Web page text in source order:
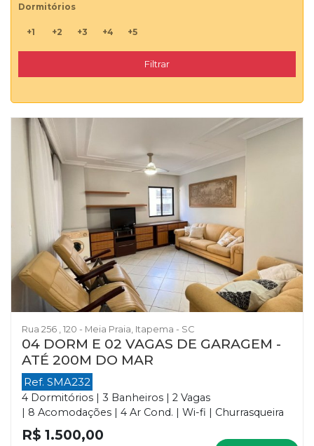
Dormitórios
+1 +2 +3 +4 +5
Filtrar
Rua 256 , 120 - Meia Praia, Itapema - SC
04 DORM E 02 VAGAS DE GARAGEM -
ATÉ 200M DO MAR
Ref. SMA232
4 Dormitórios | 3 Banheiros | 2 Vagas
| 8 Acomodações | 4 Ar Cond. | Wi-fi | Churrasqueira
R$ 1.500,00